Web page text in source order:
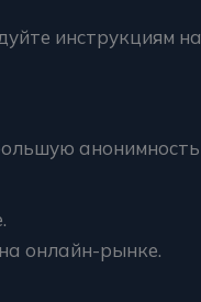
инструкциям на
анонимность
онлайн-рынке.